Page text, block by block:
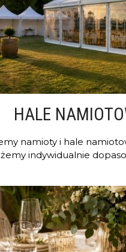
HALE
namioty i hale
indywidualnie